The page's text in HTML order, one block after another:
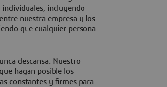
individuales, incluyendo
nuestra empresa y los
que cualquier persona
descansa. Nuestro
hagan posible los
constantes y firmes para